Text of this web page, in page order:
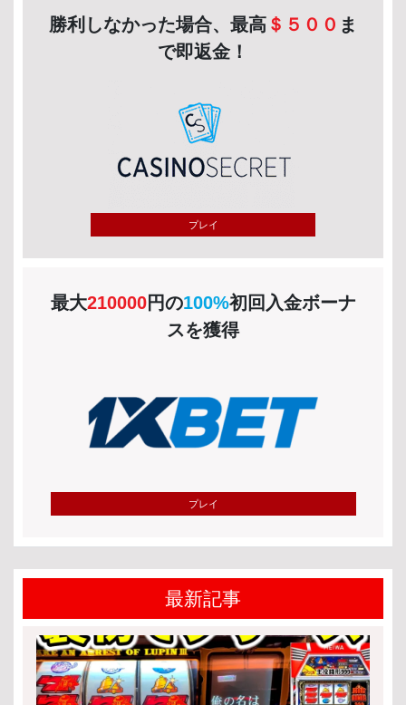
勝利しなかった場合、最高 ＄５００ ま
で即返金！
プレイ
最大210000円の100%初回入金ボーナ
スを獲得
プレイ
最新記事